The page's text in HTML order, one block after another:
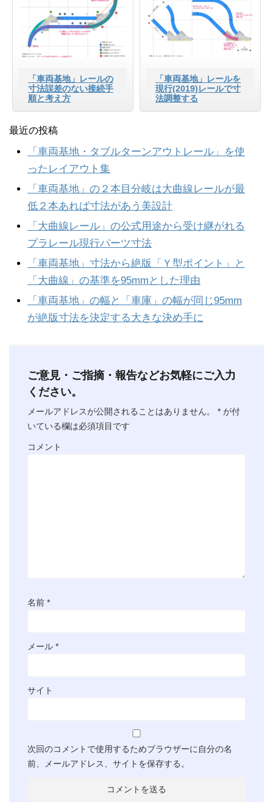
「車両基地」レールの
寸法誤差のない接続手
順と考え方
「車両基地」レールを
現行(2019)レールで寸
法調整する
最近の投稿
「車両基地・タブルターンアウトレール」を使
ったレイアウト集
「車両基地」の２本目分岐は大曲線レールが最
低２本あれば寸法があう美設計
「大曲線レール」の公式用途から受け継がれる
プラレール現行パーツ寸法
「車両基地」寸法から絶版「Ｙ型ポイント」と
「大曲線」の基準を95mmとした理由
「車両基地」の幅と「車庫」の幅が同じ95mm
が絶版寸法を決定する大きな決め手に
ご意見・ご指摘・報告などお気軽にご入力
ください。
メールアドレスが公開されることはありません。 * が付
いている欄は必須項目です
コメント
名前 *
メール *
サイト
次回のコメントで使用するためブラウザーに自分の名
前、メールアドレス、サイトを保存する。